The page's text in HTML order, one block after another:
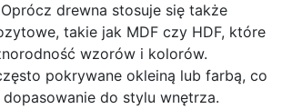
drewna stosuje się także
takie jak MDF czy HDF, które
wzorów i kolorów.
pokrywane okleiną lub farbą, co
dopasowanie do stylu wnętrza.